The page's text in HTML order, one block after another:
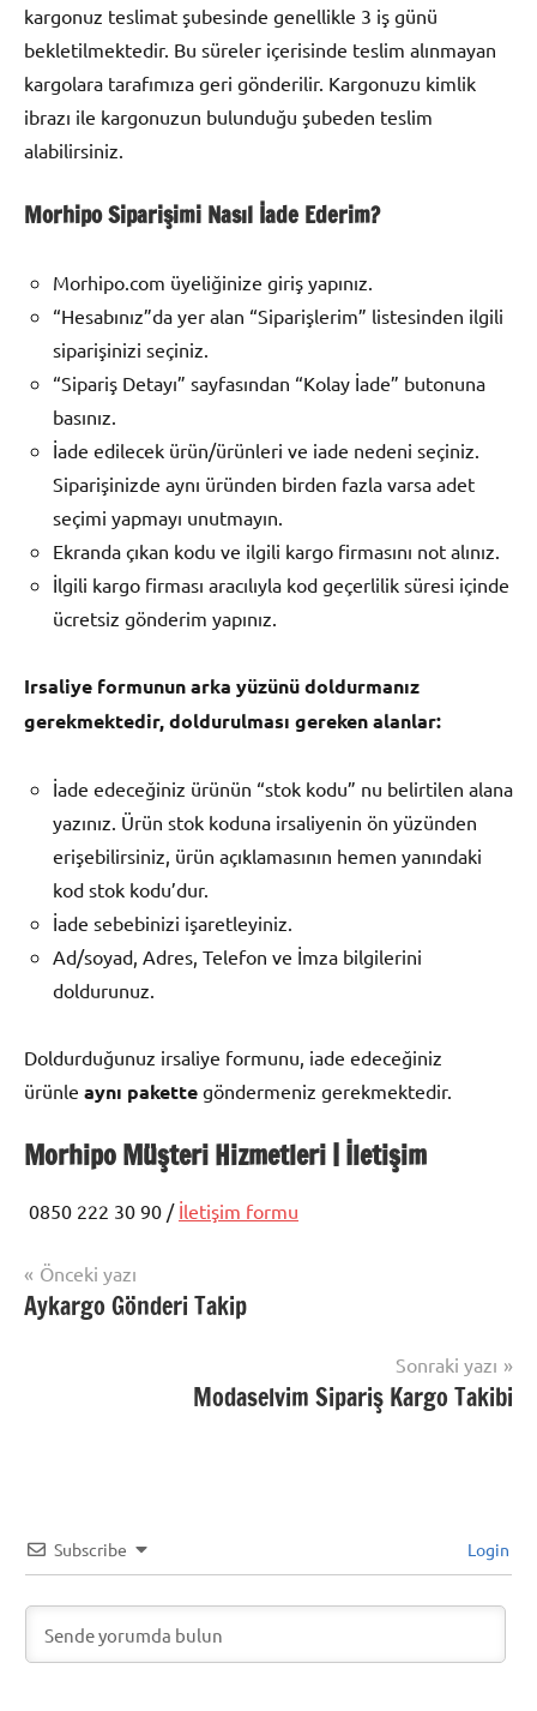
kargonuz teslimat şubesinde genellikle 3 iş günü
bekletilmektedir. Bu süreler içerisinde teslim alınmayan
kargolara tarafımıza geri gönderilir. Kargonuzu kimlik
ibrazı ile kargonuzun bulunduğu şubeden teslim
alabilirsiniz.
Morhipo Siparişimi Nasıl İade Ederim?
Morhipo.com üyeliğinize giriş yapınız.
“Hesabınız”da yer alan “Siparişlerim” listesinden ilgili
siparişinizi seçiniz.
“Sipariş Detayı” sayfasından “Kolay İade” butonuna
basınız.
İade edilecek ürün/ürünleri ve iade nedeni seçiniz.
Siparişinizde aynı üründen birden fazla varsa adet
seçimi yapmayı unutmayın.
Ekranda çıkan kodu ve ilgili kargo firmasını not alınız.
İlgili kargo firması aracılıyla kod geçerlilik süresi içinde
ücretsiz gönderim yapınız.
Irsaliye formunun arka yüzünü doldurmanız
gerekmektedir, doldurulması gereken alanlar:
İade edeceğiniz ürünün “stok kodu” nu belirtilen alana
yazınız. Ürün stok koduna irsaliyenin ön yüzünden
erişebilirsiniz, ürün açıklamasının hemen yanındaki
kod stok kodu’dur.
İade sebebinizi işaretleyiniz.
Ad/soyad, Adres, Telefon ve İmza bilgilerini
doldurunuz.
Doldurduğunuz irsaliye formunu, iade edeceğiniz
ürünle aynı pakette göndermeniz gerekmektedir.
Morhipo Müşteri Hizmetleri | İletişim
0850 222 30 90 / İletişim formu
Şununla
etiketlenmiş:
Takip
Kargo
Yazı
gezinmesi
Önceki yazı
Aykargo Gönderi Takip
Sonraki yazı
Modaselvim Sipariş Kargo Takibi
Subscribe Login